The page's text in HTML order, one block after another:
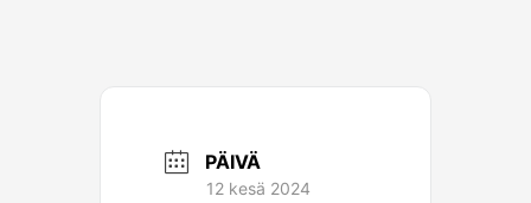
PÄIVÄ
12 kesä 2024